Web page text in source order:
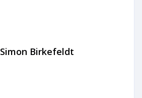
Simon Birkefeldt